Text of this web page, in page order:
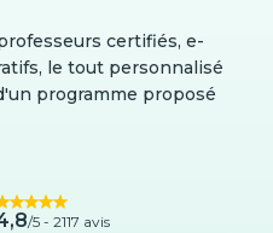
certifiés, e-
le tout personnalisé
programme proposé
/5 - 2117 avis